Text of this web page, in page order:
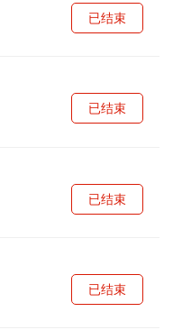
已结束
已结束
已结束
已结束